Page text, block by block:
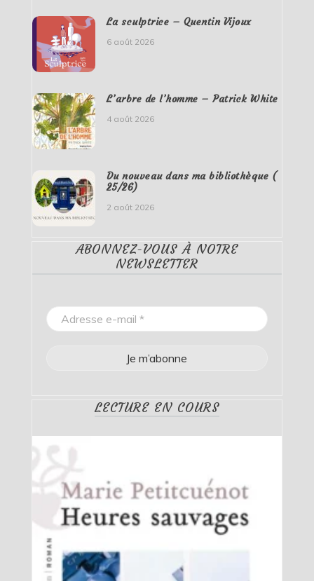
La sculptrice – Quentin Vijoux
6 août 2026
L’arbre de l’homme – Patrick White
4 août 2026
Du nouveau dans ma bibliothèque (
25/26)
2 août 2026
ABONNEZ-VOUS À NOTRE
NEWSLETTER
LECTURE EN COURS